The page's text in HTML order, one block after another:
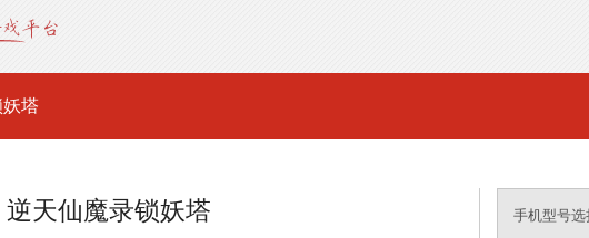
塔
逆天仙魔录锁妖塔 手机型号选